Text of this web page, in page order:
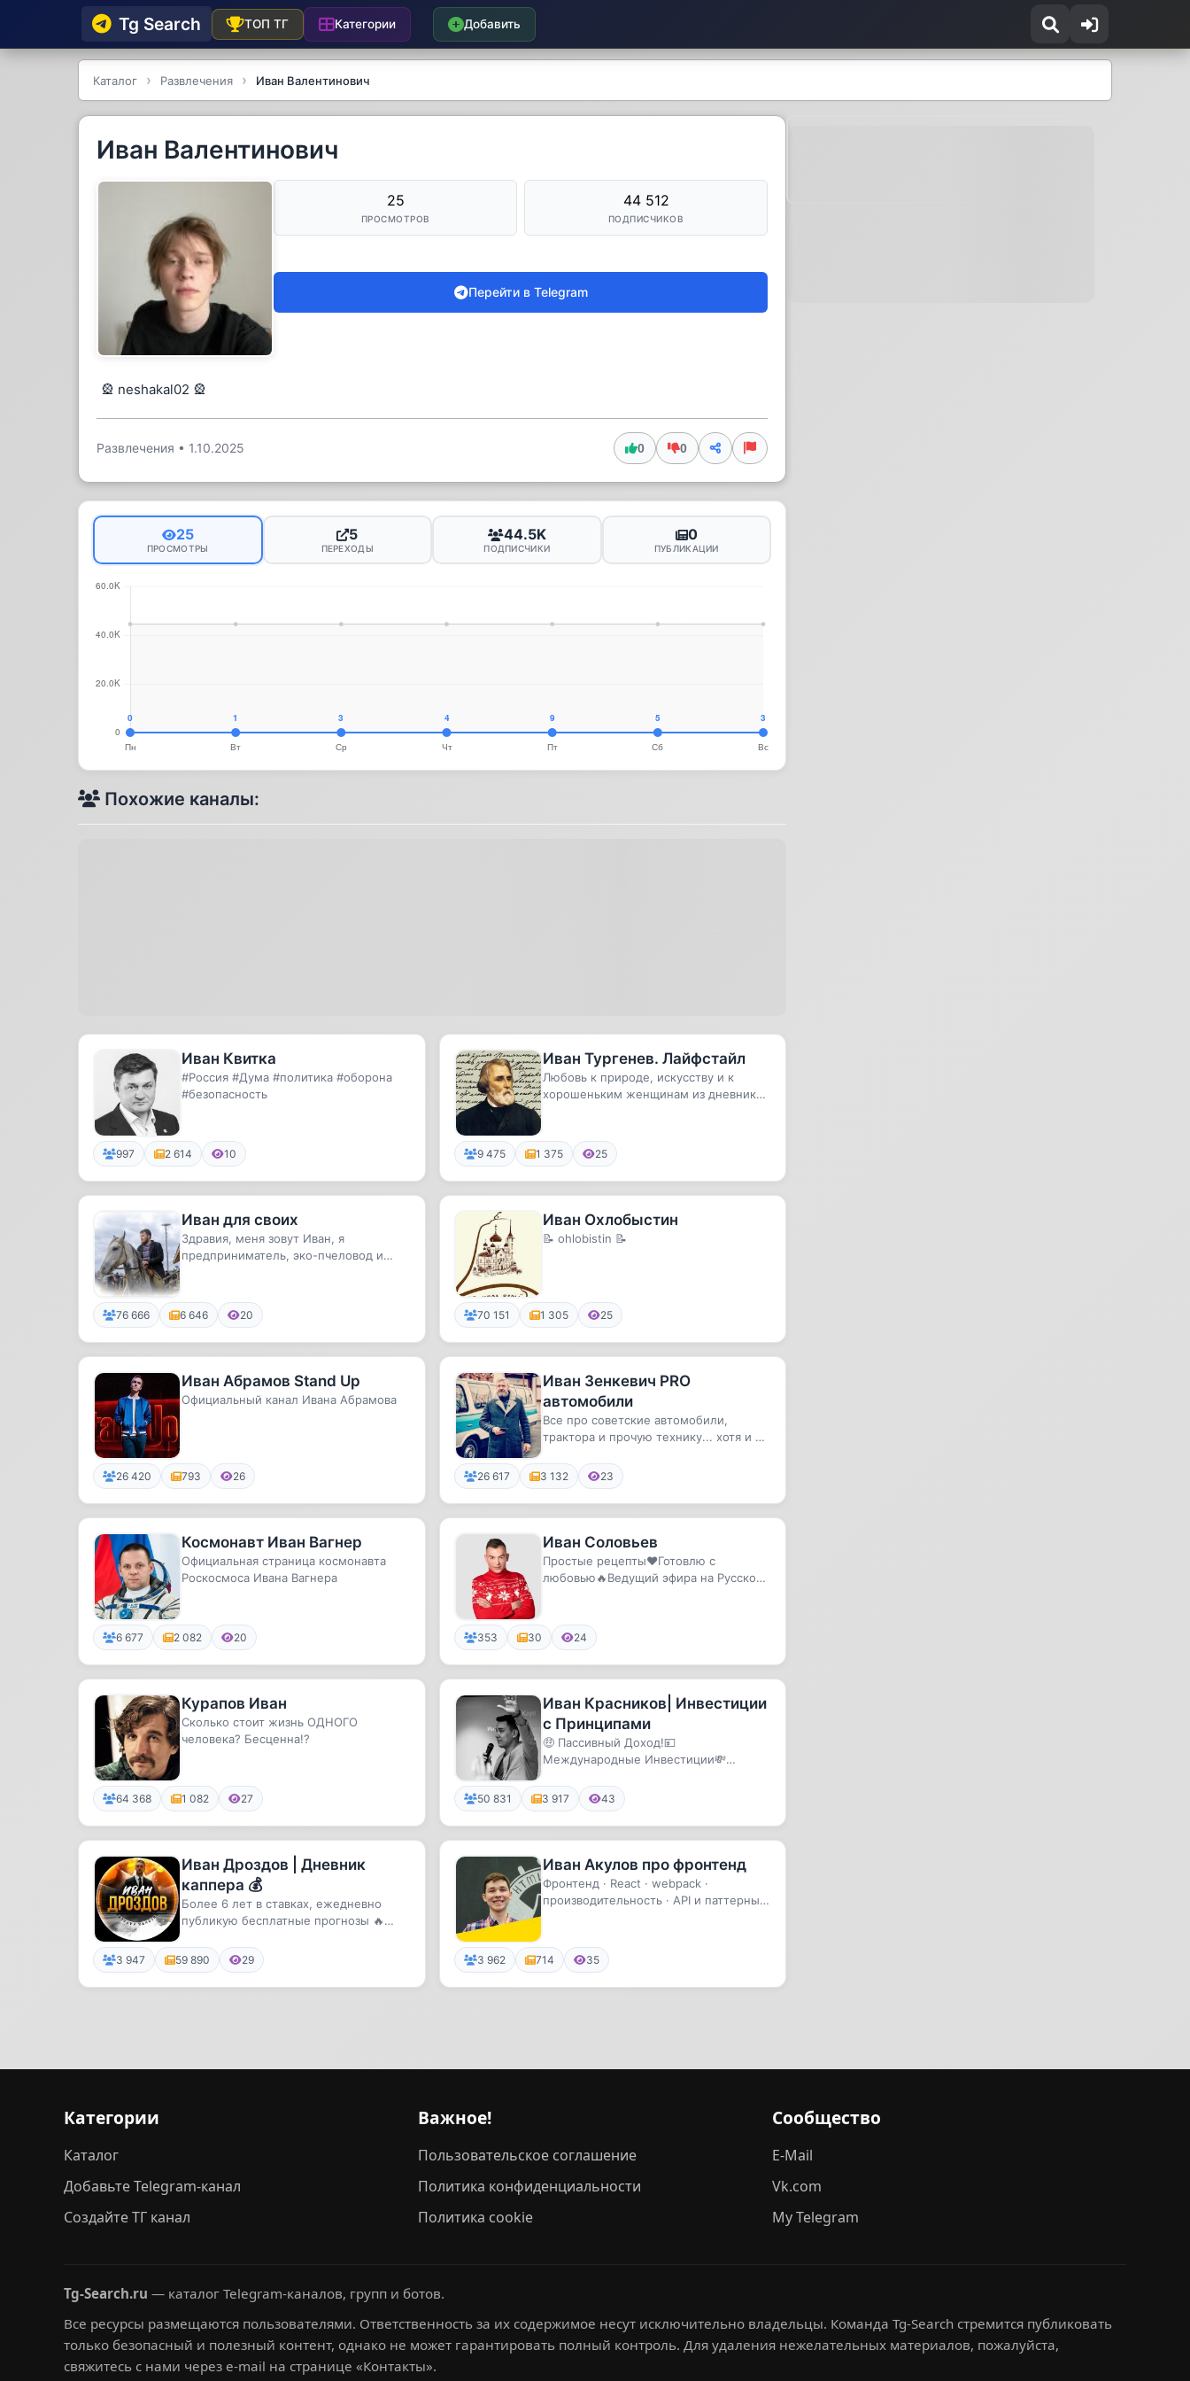
Tg Searсh ТОП ТГ Категории Добавить
Каталог Развлечения Иван Валентинович
Иван Валентинович
25
ПРОСМОТРОВ
44 512
ПОДПИСЧИКОВ
Перейти в Telegram
🎡 neshakal02 🎡
Развлечения • 1.10.2025 0 0
25
ПРОСМОТРЫ
5
ПЕРЕХОДЫ
44.5K
ПОДПИСЧИКИ
0
ПУБЛИКАЦИИ
Похожие каналы:
Иван Квитка
#Россия #Дума #политика #оборона
#безопасность
997 2 614 10
Иван Тургенев. Лайфстайл
Любовь к природе, искусству и к
хорошеньким женщинам из дневников
9 475 1 375 25
Иван для своих
Здравия, меня зовут Иван, я
предприниматель, эко-пчеловод и
76 666 6 646 20
Иван Охлобыстин
📝 ohlobistin 📝
70 151 1 305 25
Иван Абрамов Stand Up
Официальный канал Ивана Абрамова
26 420 793 26
Иван Зенкевич PRO
автомобили
Все про советские автомобили,
трактора и прочую технику... хотя и не
26 617 3 132 23
Космонавт Иван Вагнер
Официальная страница космонавта
Роскосмоса Ивана Вагнера
6 677 2 082 20
Иван Соловьев
Простые рецепты❤️Готовлю с
любовью🔥Ведущий эфира на Русском
353 30 24
Курапов Иван
Сколько стоит жизнь ОДНОГО
человека? Бесценна!?
64 368 1 082 27
Иван Красников| Инвестиции
с Принципами
🤑 Пассивный Доход!💴
Международные Инвестиции💸
Финансовый Интеллект 🙏...
50 831 3 917 43
Иван Дроздов | Дневник
каппера 💰
Более 6 лет в ставках, ежедневно
публикую бесплатные прогнозы 🔥
3 947 59 890 29
Иван Акулов про фронтенд
Фронтенд · React · webpack ·
производительность · API и паттерны ·
3 962 714 35
Категории
Каталог
Добавьте Telegram-канал
Создайте ТГ канал
Важное!
Пользовательское соглашение
Политика конфиденциальности
Политика cookie
Сообщество
E-Mail
Vk.com
My Telegram
Tg-Search.ru — каталог Telegram-каналов, групп и ботов.
Все ресурсы размещаются пользователями. Ответственность за их содержимое несут исключительно владельцы. Команда Tg-Search стремится публиковать
только безопасный и полезный контент, однако не может гарантировать полный контроль. Для удаления нежелательных материалов, пожалуйста,
свяжитесь с нами через e-mail на странице «Контакты».